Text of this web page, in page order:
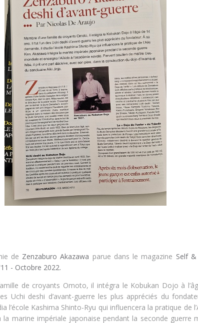
de Zenzaburo Akazawa parue dans le magazine Self
- Octobre 2022.
de croyants Omoto, il intégra le Kobukan Dojo à
Uchi deshi d’avant-guerre les plus appréciés du
l’école Kashima Shinto-Ryu qui influencera la pratique de
la marine impériale japonaise pendant la seconde guerre